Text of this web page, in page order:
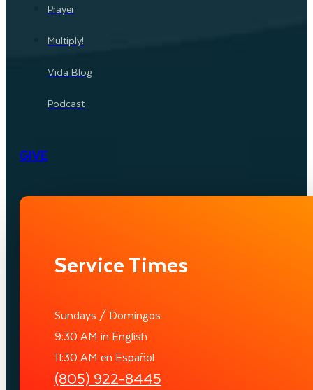
Prayer
Multiply!
Vida Blog
Podcast
GIVE
Service Times
Sundays / Domingos
9:30 AM in English
11:30 AM en Español
(805) 922-8445